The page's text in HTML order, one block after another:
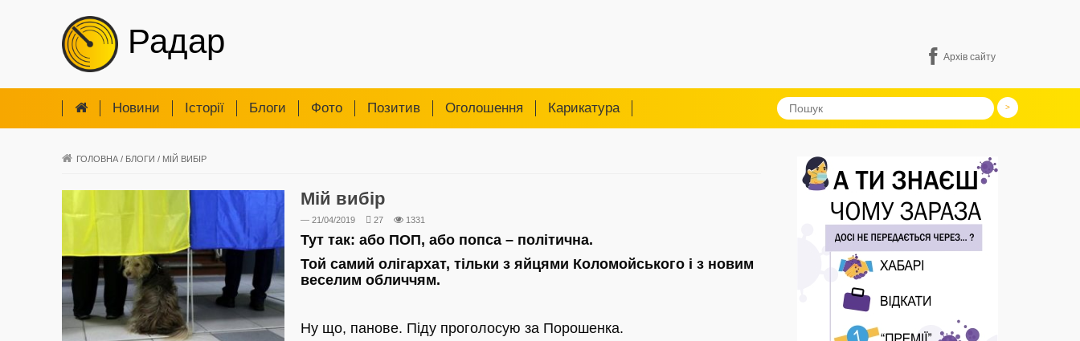
Радар Архів сайту
Новини Iсторії Блоги Фото Позитив Оголошення Карикатура
ГОЛОВНА / БЛОГИ / МІЙ ВИБІР
Мій вибір
— 21/04/2019 27 1331
Тут так: або ПОП, або попса – політична.
Той самий олігархат, тільки з яйцями Коломойського і з новим
веселим обличчям.
Ну що, панове. Піду проголосую за Порошенка.